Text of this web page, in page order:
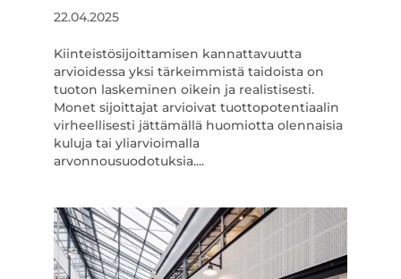
22.04.2025
Kiinteistösijoittamisen kannattavuutta
arvioidessa yksi tärkeimmistä taidoista on
tuoton laskeminen oikein ja realistisesti.
Monet sijoittajat arvioivat tuottopotentiaalin
virheellisesti jättämällä huomiotta olennaisia
kuluja tai yliarvioimalla
arvonnousuodotuksia....